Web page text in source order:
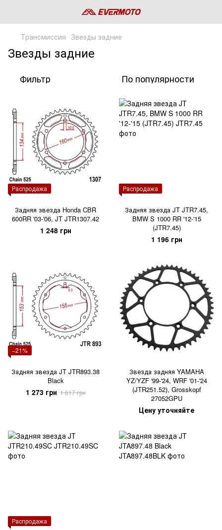
Трансмиссия Звезды задние
Звезды задние
Фильтр По популярности
Распродажа
Задняя звезда Honda CBR
600RR '03-'06, JT JTR1307.42
1 248 грн
Распродажа
Задняя звезда JT JTR7.45,
BMW S 1000 RR '12-'15
(JTR7.45)
1 196 грн
−21%
Задняя звезда JT JTR893.38
Black
1 273 грн 1 617 грн
Звезда задняя YAMAHA
YZ/YZF '99-'24, WRF '01-'24
(JTR251.52), Grosskopf
27052GPU
Цену уточняйте
Распродажа